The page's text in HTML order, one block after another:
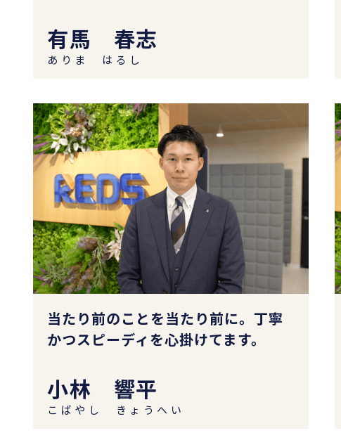
有馬 春志
ありま はるし
当たり前のことを当たり前に。丁寧
かつスピーディを心掛けてます。
小林 響平
こばやし きょうへい